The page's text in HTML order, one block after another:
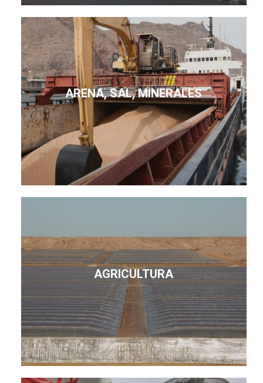
ARENA, SAL, MINERALES
AGRICULTURA